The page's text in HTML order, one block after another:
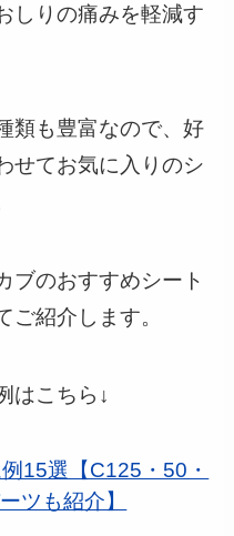
しりの痛みを軽減す
類も豊富なので、好
せてお気に入りのシ
ブのおすすめシート
ご紹介します。
はこちら↓
15選【C125・50・
ツも紹介】